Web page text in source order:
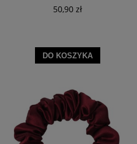
50,90 zł
DO KOSZYKA